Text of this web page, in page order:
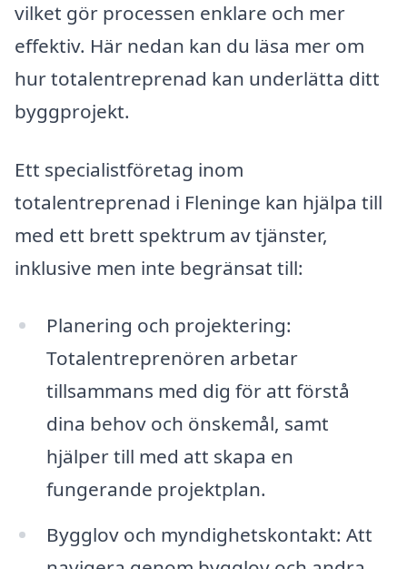
vilket gör processen enklare och mer
effektiv. Här nedan kan du läsa mer om
hur totalentreprenad kan underlätta ditt
byggprojekt.
Ett specialistföretag inom
totalentreprenad i Fleninge kan hjälpa till
med ett brett spektrum av tjänster,
inklusive men inte begränsat till:
Planering och projektering:
Totalentreprenören arbetar
tillsammans med dig för att förstå
dina behov och önskemål, samt
hjälper till med att skapa en
fungerande projektplan.
Bygglov och myndighetskontakt: Att